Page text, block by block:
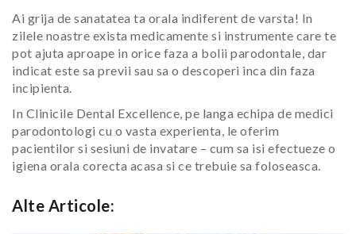
Ai grija de sanatatea ta orala indiferent de varsta! In
zilele noastre exista medicamente si instrumente care te
pot ajuta aproape in orice faza a bolii parodontale, dar
indicat este sa previi sau sa o descoperi inca din faza
incipienta.
In Clinicile Dental Excellence, pe langa echipa de medici
parodontologi cu o vasta experienta, le oferim
pacientilor si sesiuni de invatare – cum sa isi efectueze o
igiena orala corecta acasa si ce trebuie sa foloseasca.
Alte Articole: